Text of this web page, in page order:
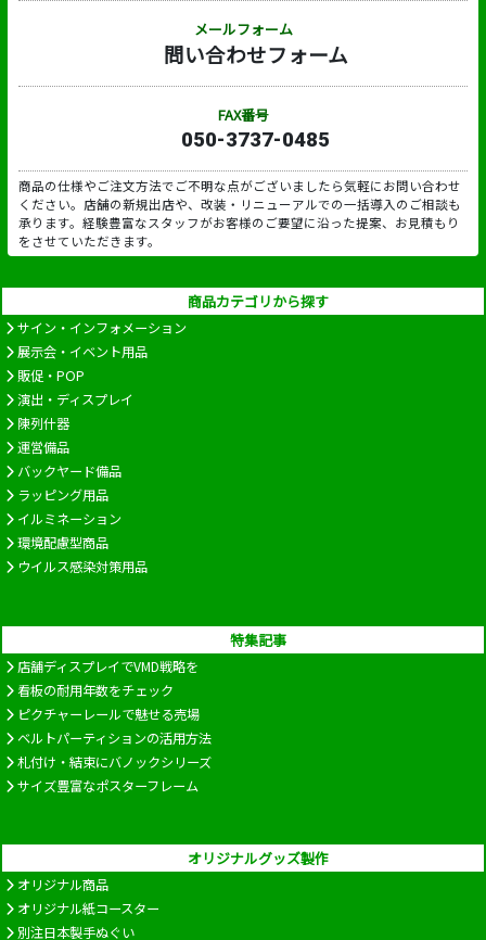
メールフォーム
問い合わせフォーム
FAX番号
050-3737-0485
商品の仕様やご注文方法でご不明な点がございましたら気軽にお問い合わせ
ください。店舗の新規出店や、改装・リニューアルでの一括導入のご相談も
承ります。経験豊富なスタッフがお客様のご要望に沿った提案、お見積もり
をさせていただきます。
商品カテゴリから探す
サイン・インフォメーション
展示会・イベント用品
販促・POP
演出・ディスプレイ
陳列什器
運営備品
バックヤード備品
ラッピング用品
イルミネーション
環境配慮型商品
ウイルス感染対策用品
特集記事
店舗ディスプレイでVMD戦略を
看板の耐用年数をチェック
ピクチャーレールで魅せる売場
ベルトパーティションの活用方法
札付け・結束にバノックシリーズ
サイズ豊富なポスターフレーム
オリジナルグッズ製作
オリジナル商品
オリジナル紙コースター
別注日本製手ぬぐい